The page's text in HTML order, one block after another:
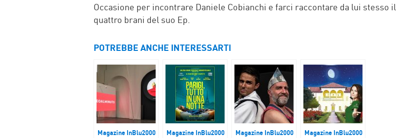
Occasione per incontrare Daniele Cobianchi e farci raccontare da lui stesso il
quattro brani del suo Ep.
POTREBBE ANCHE INTERESSARTI
Magazine InBlu2000
Magazine InBlu2000
Magazine InBlu2000
Magazine InBlu2000